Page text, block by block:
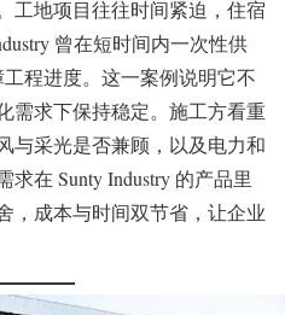
工地项目往往时间紧迫，住宿
曾在短时间内一次性供
程进度。这一案例说明它不
需求下保持稳定。施工方看重
与采光是否兼顾，以及电力和
在 Sunty Industry 的产品里
，成本与时间双节省，让企业